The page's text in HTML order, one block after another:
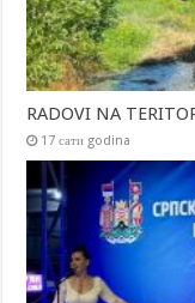
RADOVI NA
17 сати godina